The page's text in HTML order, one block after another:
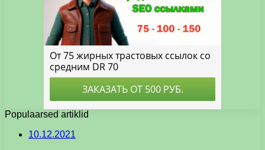
Populaarsed artiklid
10.12.2021